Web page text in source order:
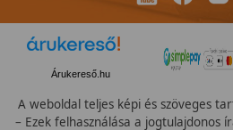
Árukereső.hu
A weboldal teljes képi és szöveges
– Ezek felhasználása a jogtulajdonos